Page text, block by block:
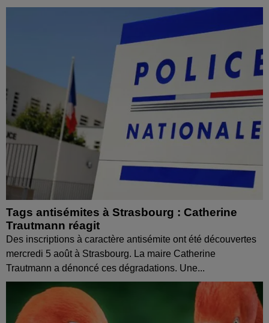
Tags antisémites à Strasbourg : Catherine
Trautmann réagit
Des inscriptions à caractère antisémite ont été découvertes
mercredi 5 août à Strasbourg. La maire Catherine
Trautmann a dénoncé ces dégradations. Une...